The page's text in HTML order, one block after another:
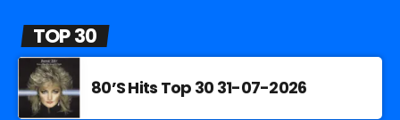
TOP 30
80’S Hits Top 30 31-07-2026